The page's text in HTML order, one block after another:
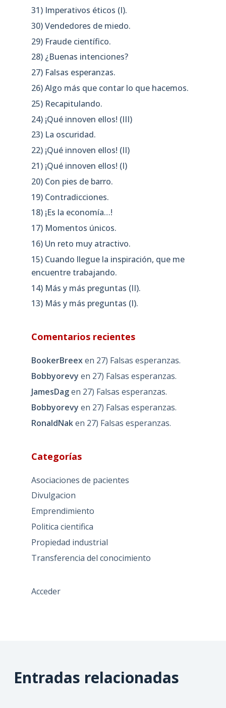
31) Imperativos éticos (I).
30) Vendedores de miedo.
29) Fraude científico.
28) ¿Buenas intenciones?
27) Falsas esperanzas.
26) Algo más que contar lo que hacemos.
25) Recapitulando.
24) ¡Qué innoven ellos! (III)
23) La oscuridad.
22) ¡Qué innoven ellos! (II)
21) ¡Qué innoven ellos! (I)
20) Con pies de barro.
19) Contradicciones.
18) ¡Es la economía…!
17) Momentos únicos.
16) Un reto muy atractivo.
15) Cuando llegue la inspiración, que me
encuentre trabajando.
14) Más y más preguntas (II).
13) Más y más preguntas (I).
Comentarios recientes
BookerBreexen 27) Falsas esperanzas.
Bobbyorevy en 27) Falsas esperanzas.
JamesDagen 27) Falsas esperanzas.
Bobbyorevy en 27) Falsas esperanzas.
RonaldNaken 27) Falsas esperanzas.
Categorías
Asociaciones de pacientes
Divulgacion
Emprendimiento
Politica cientifica
Propiedad industrial
Transferencia del conocimiento
Acceder
Entradas relacionadas